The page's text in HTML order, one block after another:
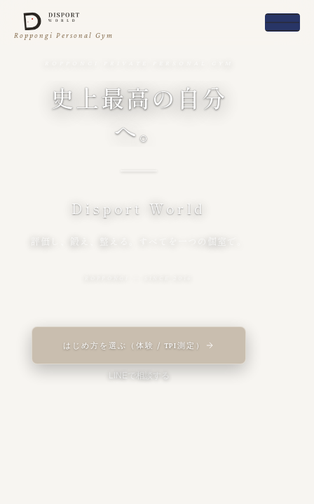
Roppongi Personal Gym
史上最高の自分
へ。
Disport World
評価し、鍛え、整える。すべてを一つの個室で。
はじめ方を選ぶ（体験 / TPI測定）
LINEで相談する